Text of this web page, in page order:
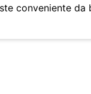
conveniente